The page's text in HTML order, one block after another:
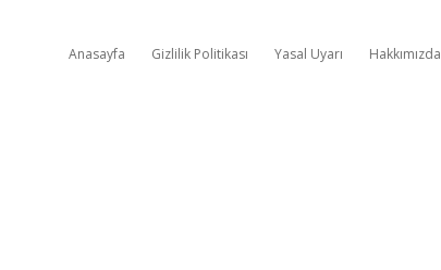
Anasayfa Gizlilik Politikası Yasal Uyarı Hakkımızda